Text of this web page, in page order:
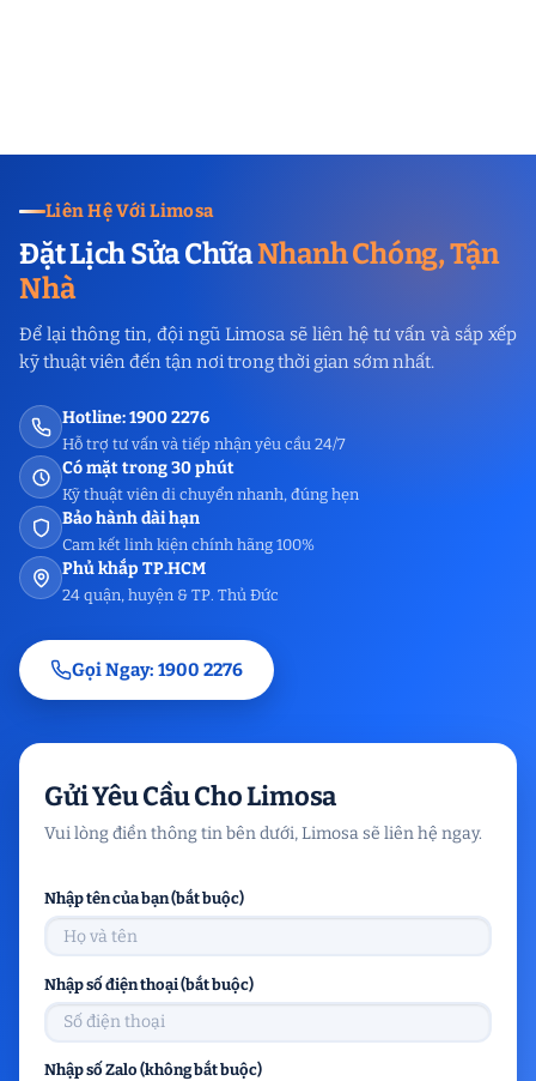
Liên Hệ Với Limosa
Đặt Lịch Sửa ChữaNhanh Chóng, Tận
Nhà
Để lại thông tin, đội ngũ Limosa sẽ liên hệ tư vấn và sắp xếp
kỹ thuật viên đến tận nơi trong thời gian sớm nhất.
Hotline: 1900 2276
Hỗ trợ tư vấn và tiếp nhận yêu cầu 24/7
Có mặt trong 30 phút
Kỹ thuật viên di chuyển nhanh, đúng hẹn
Bảo hành dài hạn
Cam kết linh kiện chính hãng 100%
Phủ khắp TP.HCM
24 quận, huyện & TP. Thủ Đức
Gọi Ngay: 1900 2276
Gửi Yêu Cầu Cho Limosa
Vui lòng điền thông tin bên dưới, Limosa sẽ liên hệ ngay.
Nhập tên của bạn (bắt buộc)
Nhập số điện thoại (bắt buộc)
Nhập số Zalo (không bắt buộc)